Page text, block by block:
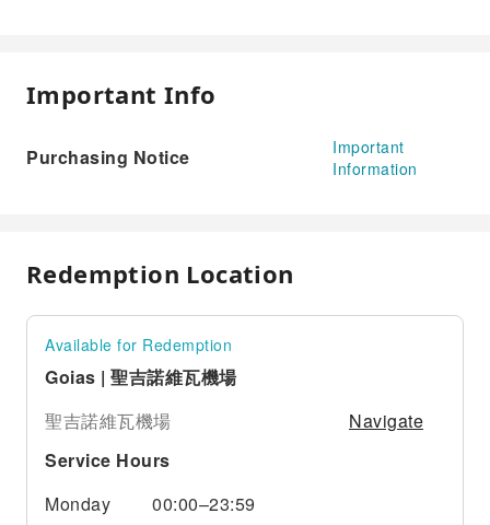
Important Info
Purchasing Notice
Important
Information
Redemption Location
Available for Redemption
Goias | 聖吉諾維瓦機場
聖吉諾維瓦機場
Navigate
Service Hours
Monday
00:00–23:59